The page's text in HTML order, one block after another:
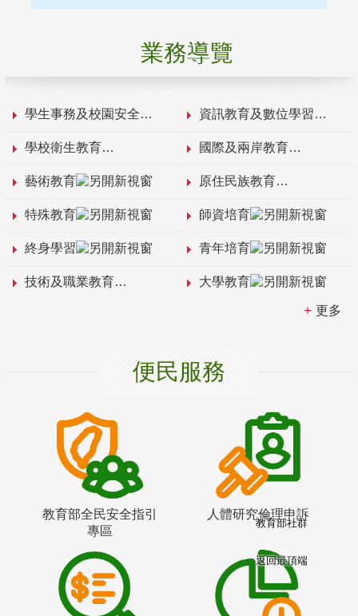
業務導覽
學生事務及校園安全 資訊教育及數位學習
學校衛生教育 國際及兩岸教育
藝術教育 原住民族教育
特殊教育 師資培育
終身學習 青年培育
技術及職業教育 大學教育
更多
便民服務
教育部全民安全指引
專區
人體研究倫理申訴
教育部社群
返回最頂端